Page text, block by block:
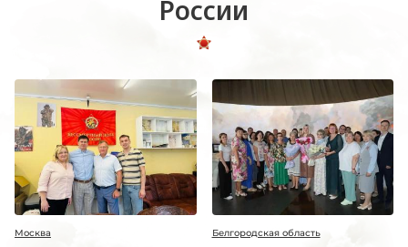
России
Москва Белгородская область